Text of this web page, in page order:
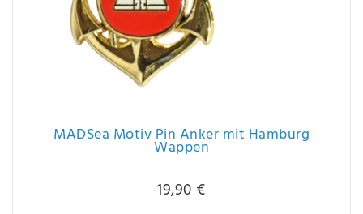
MADSea Motiv Pin Anker mit Hamburg
Wappen
19,90 €